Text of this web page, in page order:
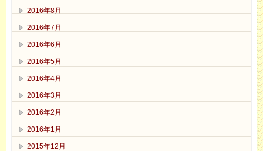
2016年8月
2016年7月
2016年6月
2016年5月
2016年4月
2016年3月
2016年2月
2016年1月
2015年12月